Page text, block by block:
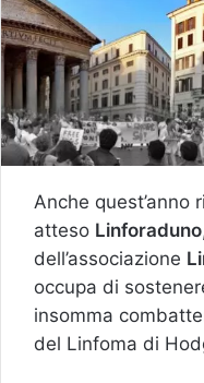
Anche quest’anno
atteso Linforaduno
dell’associazione
occupa di
insomma
del Linfoma di